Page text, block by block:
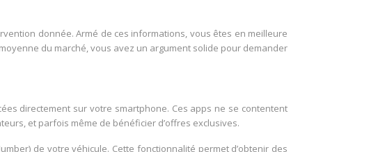
donnée. Armé de ces informations, vous êtes en meilleure
du marché, vous avez un argument solide pour demander
directement sur votre smartphone. Ces apps ne se contentent
et parfois même de bénéficier d’offres exclusives.
de votre véhicule. Cette fonctionnalité permet d’obtenir des